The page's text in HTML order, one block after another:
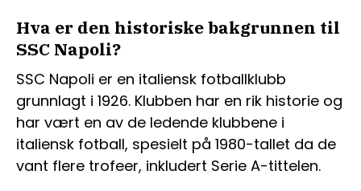
Hva er den historiske bakgrunnen til
SSC Napoli?
SSC Napoli er en italiensk fotballklubb
grunnlagt i 1926. Klubben har en rik historie og
har vært en av de ledende klubbene i
italiensk fotball, spesielt på 1980-tallet da de
vant flere trofeer, inkludert Serie A-tittelen.